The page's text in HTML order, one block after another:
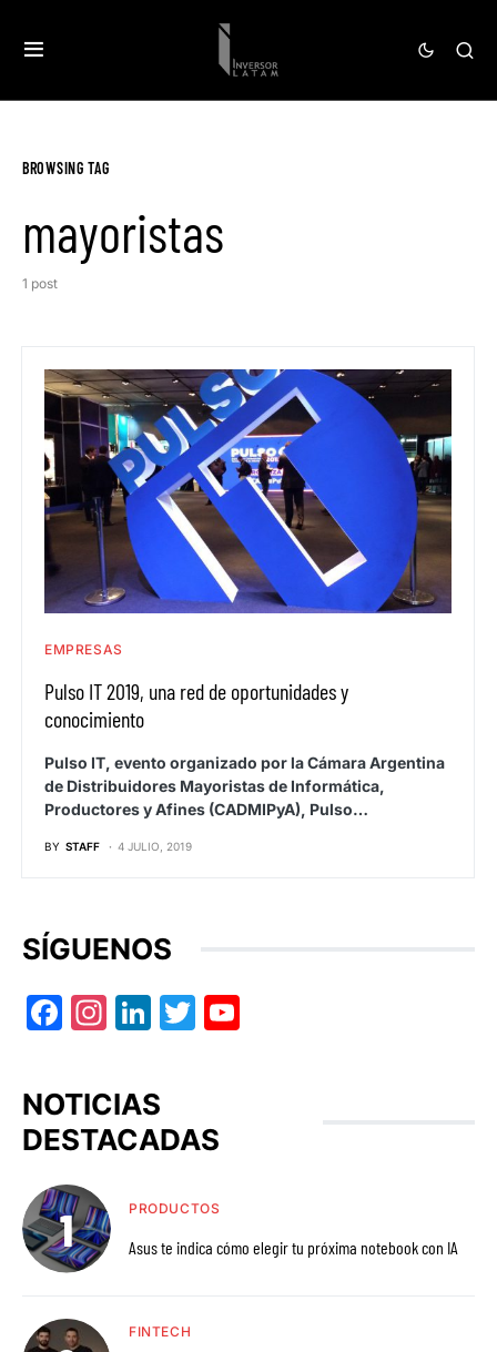
BROWSING TAG
mayoristas
1 post
EMPRESAS
Pulso IT 2019, una red de oportunidades y
conocimiento
Pulso IT, evento organizado por la Cámara Argentina
de Distribuidores Mayoristas de Informática,
Productores y Afines (CADMIPyA), Pulso…
BY STAFF 4 JULIO, 2019
SÍGUENOS
Facebook
Instagram
LinkedIn
Twitter
NOTICIAS
DESTACADAS
PRODUCTOS
Asus te indica cómo elegir tu próxima notebook con IA
FINTECH